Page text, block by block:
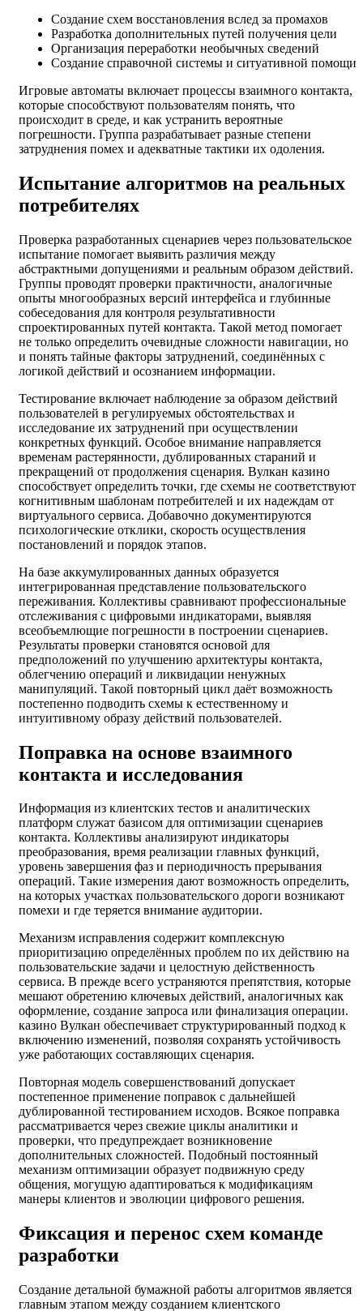
Создание схем восстановления вслед за промахов
Разработка дополнительных путей получения цели
Организация переработки необычных сведений
Создание справочной системы и ситуативной помощи
Игровые автоматы включает процессы взаимного контакта,
которые способствуют пользователям понять, что
происходит в среде, и как устранить вероятные
погрешности. Группа разрабатывает разные степени
затруднения помех и адекватные тактики их одоления.
Испытание алгоритмов на реальных
потребителях
Проверка разработанных сценариев через пользовательское
испытание помогает выявить различия между
абстрактными допущениями и реальным образом действий.
Группы проводят проверки практичности, аналогичные
опыты многообразных версий интерфейса и глубинные
собеседования для контроля результативности
спроектированных путей контакта. Такой метод помогает
не только определить очевидные сложности навигации, но
и понять тайные факторы затруднений, соединённых с
логикой действий и осознанием информации.
Тестирование включает наблюдение за образом действий
пользователей в регулируемых обстоятельствах и
исследование их затруднений при осуществлении
конкретных функций. Особое внимание направляется
временам растерянности, дублированных стараний и
прекращений от продолжения сценария. Вулкан казино
способствует определить точки, где схемы не соответствуют
когнитивным шаблонам потребителей и их надеждам от
виртуального сервиса. Добавочно документируются
психологические отклики, скорость осуществления
постановлений и порядок этапов.
На базе аккумулированных данных образуется
интегрированная представление пользовательского
переживания. Коллективы сравнивают профессиональные
отслеживания с цифровыми индикаторами, выявляя
всеобъемлющие погрешности в построении сценариев.
Результаты проверки становятся основой для
предположений по улучшению архитектуры контакта,
облегчению операций и ликвидации ненужных
манипуляций. Такой повторный цикл даёт возможность
постепенно подводить схемы к естественному и
интуитивному образу действий пользователей.
Поправка на основе взаимного
контакта и исследования
Информация из клиентских тестов и аналитических
платформ служат базисом для оптимизации сценариев
контакта. Коллективы анализируют индикаторы
преобразования, время реализации главных функций,
уровень завершения фаз и периодичность прерывания
операций. Такие измерения дают возможность определить,
на которых участках пользовательского дороги возникают
помехи и где теряется внимание аудитории.
Механизм исправления содержит комплексную
приоритизацию определённых проблем по их действию на
пользовательские задачи и целостную действенность
сервиса. В прежде всего устраняются препятствия, которые
мешают обретению ключевых действий, аналогичных как
оформление, создание запроса или финализация операции.
казино Вулкан обеспечивает структурированный подход к
включению изменений, позволяя сохранять устойчивость
уже работающих составляющих сценария.
Повторная модель совершенствований допускает
постепенное применение поправок с дальнейшей
дублированной тестированием исходов. Всякое поправка
рассматривается через свежие циклы аналитики и
проверки, что предупреждает возникновение
дополнительных сложностей. Подобный постоянный
механизм оптимизации образует подвижную среду
общения, могущую адаптироваться к модификациям
манеры клиентов и эволюции цифрового решения.
Фиксация и перенос схем команде
разработки
Создание детальной бумажной работы алгоритмов является
главным этапом между созданием клиентского